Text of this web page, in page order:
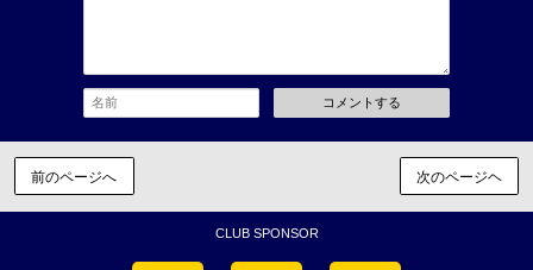
コメントする
前のページへ 次のページヘ
CLUB SPONSOR